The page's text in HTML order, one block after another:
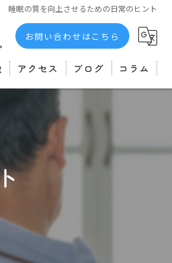
睡眠の質を向上させるための日常のヒント
お問い合わせはこちら
アクセス ブログ コラム